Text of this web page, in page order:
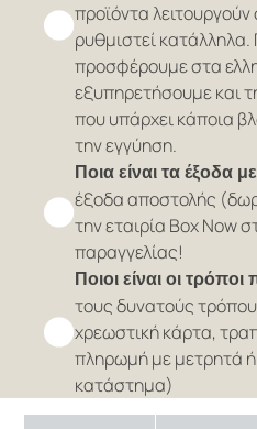
προϊόντα
ρυθμιστεί
προσφέρουμε στα
εξυπηρετήσουμε και
που υπάρχει κάποια
την εγγύηση.
Ποια είναι τα έξοδα
έξοδα αποστολής
την εταιρία Box Now
παραγγελίας!
Ποιοι είναι οι
τους δυνατούς
χρεωστική κάρτα,
πληρωμή με μετρητά
κατάστημα)